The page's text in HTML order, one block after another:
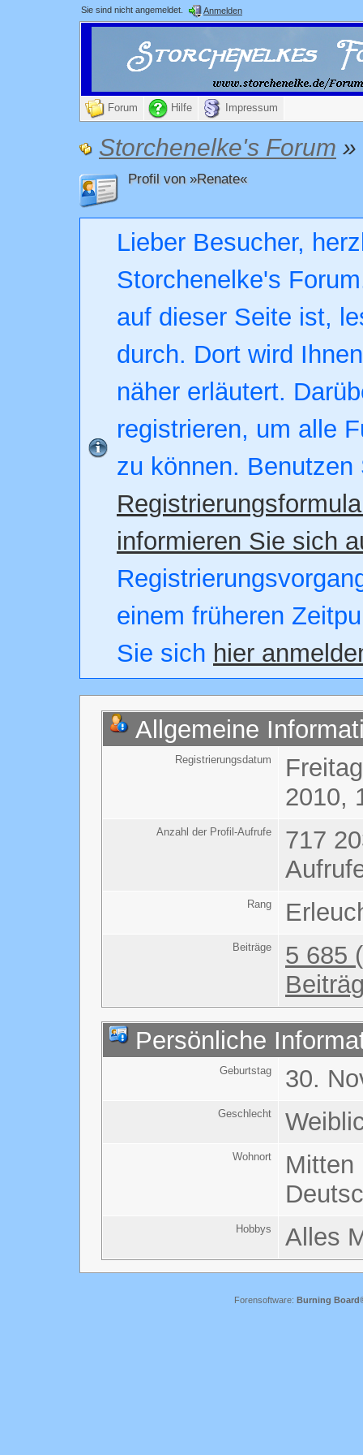
Sie sind nicht angemeldet. Anmelden
Forum Hilfe Impressum
Storchenelke's Forum »
Profil von »Renate«
Lieber Besucher,
Storchenelke's
auf dieser Seite ist,
durch. Dort wird
näher erläutert.
registrieren, um alle
zu können. Benutzen
informieren Sie sich
einem früheren
Sie sich hier
Allgemeine
Registrierungsdatum
2010,
Anzahl der Profil-Aufrufe
717
Rang
Beiträge
5 685
Persönliche
Geburtstag 30.
Geschlecht
Wohnort
Mitten
Hobbys Alles
Forensoftware: Burning